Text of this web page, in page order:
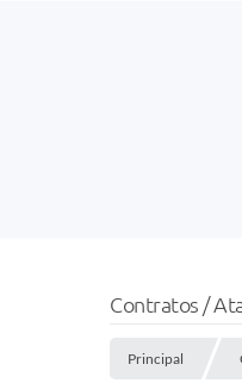
Contratos /
Principal